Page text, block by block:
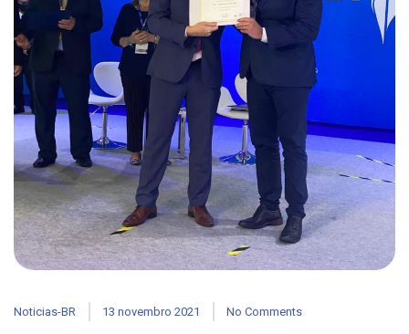
Noticias-BR 13 novembro 2021 No Comments